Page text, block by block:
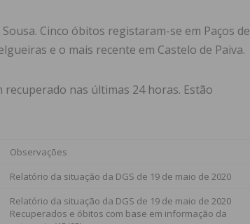
Cinco óbitos registaram-se em Paços de
e o mais recente em Castelo de Paiva.
nas últimas 24 horas. Estão
Observações
Relatório da situação da DGS de 19 de maio de 2020
Relatório da situação da DGS de 19 de maio de 2020
Recuperados e óbitos com base em informação da